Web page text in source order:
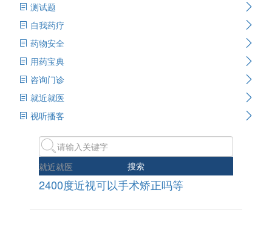
测试题
自我药疗
药物安全
用药宝典
咨询门诊
就近就医
视听播客
搜索
就近就医
2400度近视可以手术矫正吗等